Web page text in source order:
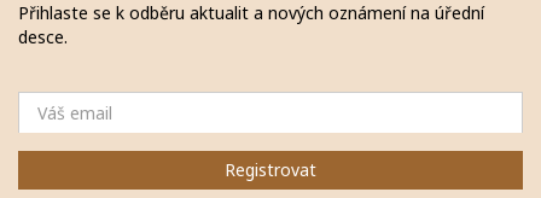
Přihlaste se k odběru aktualit a nových oznámení na úřední
desce.
Registrovat